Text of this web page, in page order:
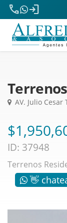
phone
login
AV. Julio Cesar
ID: 37948
Terrenos